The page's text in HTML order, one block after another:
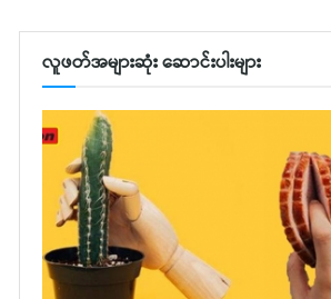
လူဖတ်အများဆုံး ဆောင်းပါးများ